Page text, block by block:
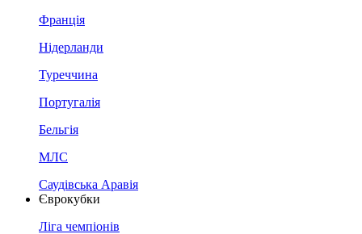
Франція
Нідерланди
Туреччина
Португалія
Бельгія
МЛС
Саудівська Аравія
Єврокубки
Ліга чемпіонів